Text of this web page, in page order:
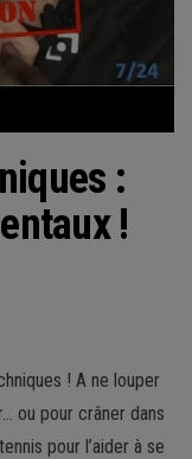
:
!
! A ne louper
ou pour crâner dans
pour l’aider à se